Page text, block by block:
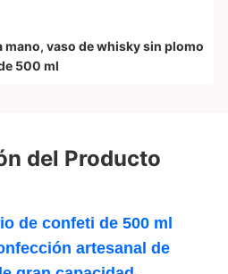
mano, vaso de whisky sin plomo
500 ml
del Producto
de confeti de 500 ml
artesanal de